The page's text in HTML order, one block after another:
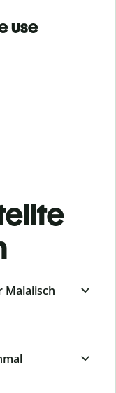
use
Malaiisch